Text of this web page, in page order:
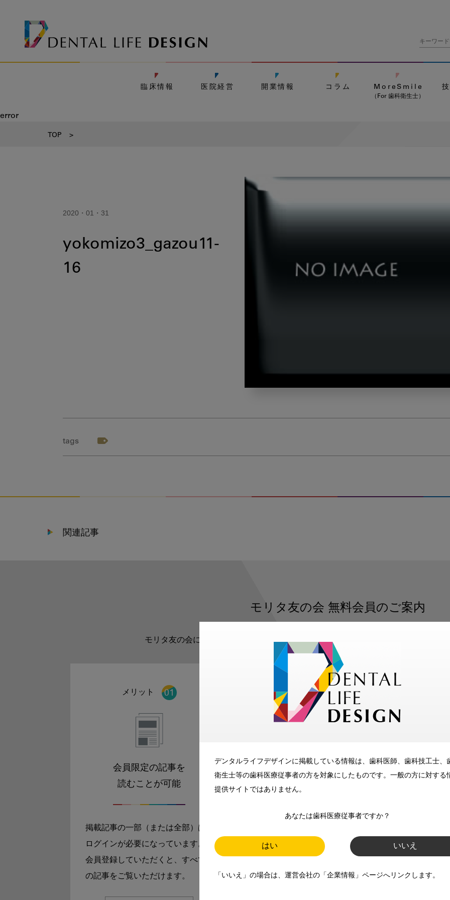
デンタルライフデザインに掲載している情報は、歯科医師、歯科技工士、
衛生士等の歯科医療従事者の方を対象にしたものです。一般の方に対する
提供サイトではありません。
あなたは歯科医療従事者ですか？
はい いいえ
「いいえ」の場合は、運営会社の「企業情報」ページへリンクします。
臨床情報 医院経営 開業情報 コラム MoreSmile
（For 歯科衛生士）
error
TOP >
2020・01・31
yokomizo3_gazou11-
16
tags
関連記事
モリタ友の会 無料会員のご案内
モリタ友の会に登録いただくと、デンタルライフデザインをもっと便利にご利用い
メリット
会員限定の記事を
読むことが可能
掲載記事の一部（または全部）は
ログインが必要になっています。
会員登録していただくと、すべて
の記事をご覧いただけます。
メリット
メールマガジンでお届け
師、歯科衛生士、歯科技工士）に
お届けします。